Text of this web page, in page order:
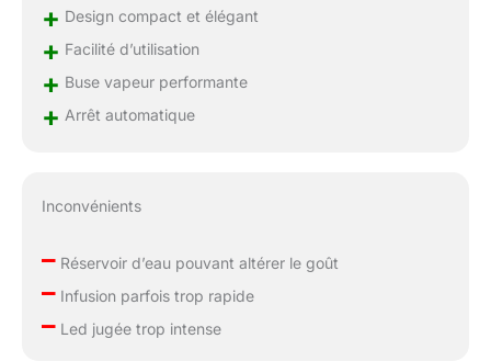
+ Design compact et élégant
+ Facilité d’utilisation
+ Buse vapeur performante
+ Arrêt automatique
Inconvénients
–Réservoir d’eau pouvant altérer le goût
–Infusion parfois trop rapide
–Led jugée trop intense